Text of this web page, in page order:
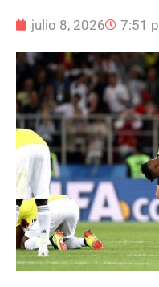
julio 8, 2026 7:51